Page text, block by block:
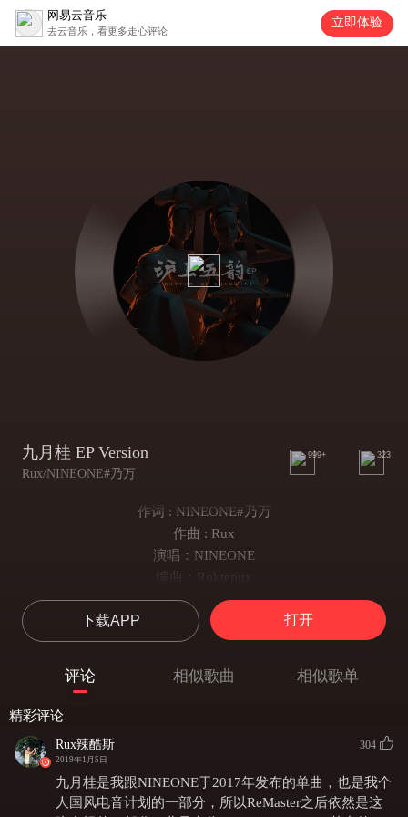
网易云音乐
去云音乐，看更多走心评论
立即体验
九月桂 EP Version
Rux/NINEONE#乃万
999+ 323
作词 : NINEONE#乃万
作曲 : Rux
演唱：NINEONE
编曲：Roktepux
录音/混缩/MASTER:Roktepux
能陪我度过每一个微凉片段
成为你的过客依旧非常恋战
让我心心念念心态不断变幻
将计就计
让煞风景的人被我目击枪毙
下载APP 打开
评论 相似歌曲 相似歌单
精彩评论
Rux辣酷斯
2019年1月5日
304
九月桂是我跟NINEONE于2017年发布的单曲，也是我个
人国风电音计划的一部分，所以ReMaster之后依然是这